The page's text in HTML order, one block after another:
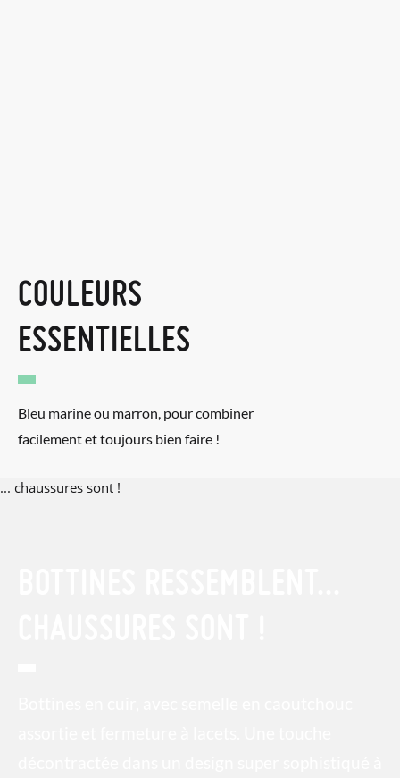
COULEURS
ESSENTIELLES
Bleu marine ou marron, pour combiner
facilement et toujours bien faire !